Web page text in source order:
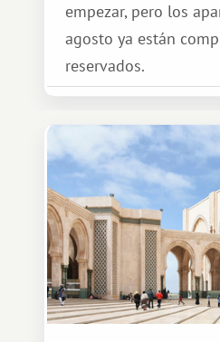
empezar, pero los
agosto ya están
reservados.